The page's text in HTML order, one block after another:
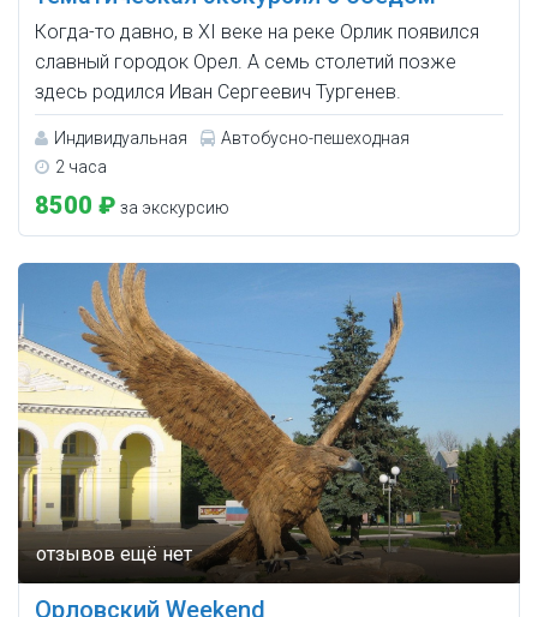
Когда-то давно, в XI веке на реке Орлик появился
славный городок Орел. А семь столетий позже
здесь родился Иван Сергеевич Тургенев.
Индивидуальная
Автобусно-пешеходная
2 часа
8500 ₽ за экскурсию
Орловский Weekend